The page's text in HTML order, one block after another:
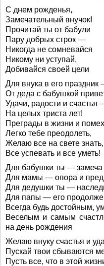
С днем рожденья,
Замечательный внучок!
Прочитай ты от бабули
Пару добрых строк —
Никогда не сомневайся
Никому ни уступай,
Добивайся своей цели
Для внука в его праздник
От деда с бабушкой
Удачи, радости и счастья
На целых триста лет!
Преграды в жизни и
Легко тебе преодолеть,
Желаю все на свете знать,
Все успевать и все уметь!
Для бабушки ты —
Для мамы — опора и
Для дедушки ты —
Для папы — его
Всегда будь достойным,
Веселым и самым
на день рождения
Желаю внуку счастья и
Пускай твои сбываются
Пусть все, что в этой